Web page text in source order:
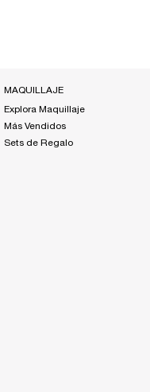
MAQUILLAJE
Explora Maquillaje
Más Vendidos
Sets de Regalo